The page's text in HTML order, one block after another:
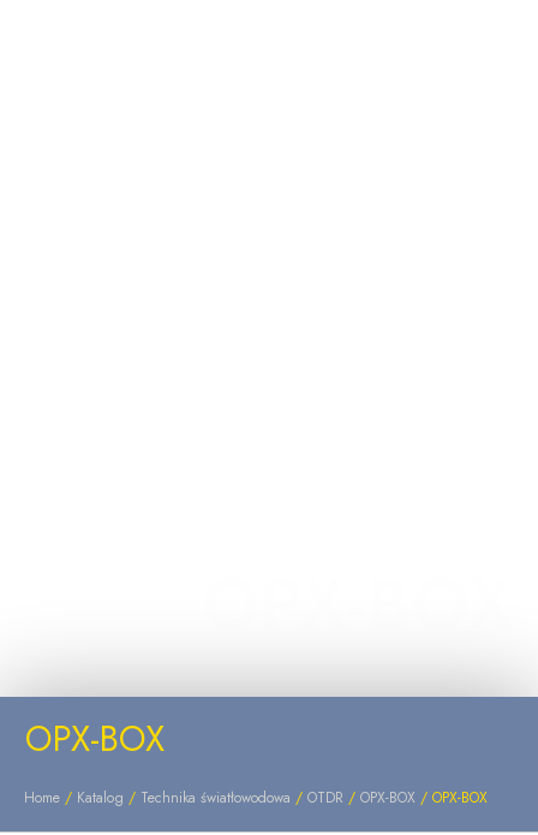
OPX-BOX
Home / Katalog / Technika światłowodowa / OTDR / OPX-BOX / OPX-BOX